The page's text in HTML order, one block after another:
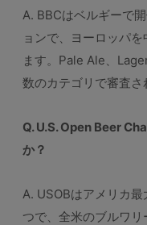
A. BBCはベルギーで
ョンで、ヨーロッパ
ます。Pale Ale、
数のカテゴリで審査さ
Q. U.S. Open Beer
か？
A. USOBはアメリカ
つで、全米のブルワ